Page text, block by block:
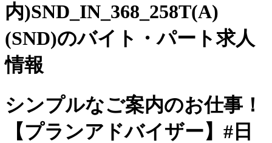
内)SND_IN_368_258T(A)
(SND)のバイト・パート求人
情報
シンプルなご案内のお仕事！
【プランアドバイザー】#日